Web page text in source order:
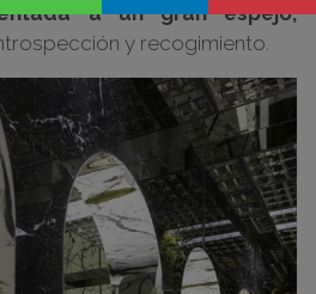
a un gran espejo,
y recogimiento.